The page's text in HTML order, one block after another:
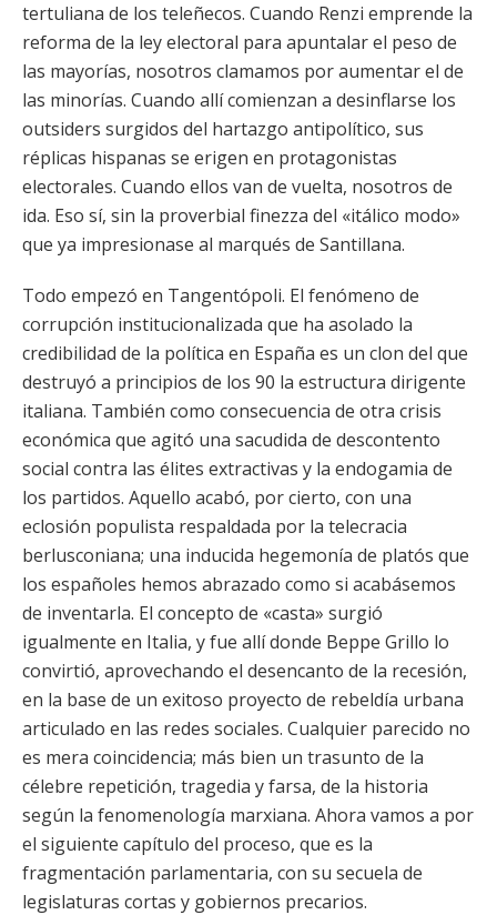
tertuliana de los teleñecos. Cuando Renzi emprende la
reforma de la ley electoral para apuntalar el peso de
las mayorías, nosotros clamamos por aumentar el de
las minorías. Cuando allí comienzan a desinflarse los
outsiders surgidos del hartazgo antipolítico, sus
réplicas hispanas se erigen en protagonistas
electorales. Cuando ellos van de vuelta, nosotros de
ida. Eso sí, sin la proverbial finezza del «itálico modo»
que ya impresionase al marqués de Santillana.
Todo empezó en Tangentópoli. El fenómeno de
corrupción institucionalizada que ha asolado la
credibilidad de la política en España es un clon del que
destruyó a principios de los 90 la estructura dirigente
italiana. También como consecuencia de otra crisis
económica que agitó una sacudida de descontento
social contra las élites extractivas y la endogamia de
los partidos. Aquello acabó, por cierto, con una
eclosión populista respaldada por la telecracia
berlusconiana; una inducida hegemonía de platós que
los españoles hemos abrazado como si acabásemos
de inventarla. El concepto de «casta» surgió
igualmente en Italia, y fue allí donde Beppe Grillo lo
convirtió, aprovechando el desencanto de la recesión,
en la base de un exitoso proyecto de rebeldía urbana
articulado en las redes sociales. Cualquier parecido no
es mera coincidencia; más bien un trasunto de la
célebre repetición, tragedia y farsa, de la historia
según la fenomenología marxiana. Ahora vamos a por
el siguiente capítulo del proceso, que es la
fragmentación parlamentaria, con su secuela de
legislaturas cortas y gobiernos precarios.